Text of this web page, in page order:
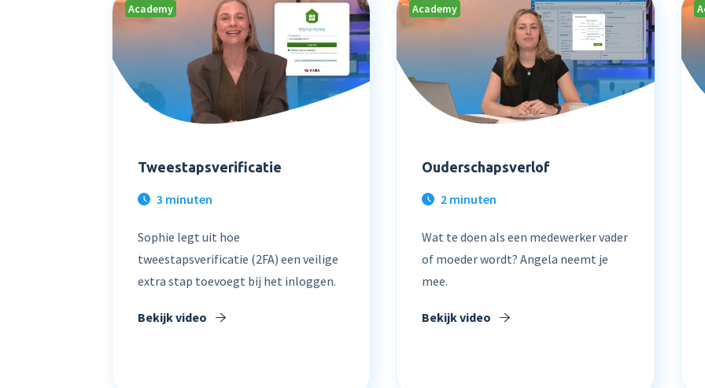
Academy
Tweestapsverificatie
3 minuten
Sophie legt uit hoe
tweestapsverificatie (2FA) een veilige
extra stap toevoegt bij het inloggen.
Bekijk video
Academy
Ouderschapsverlof
2 minuten
Wat te doen als een medewerker vader
of moeder wordt? Angela neemt je
mee.
Bekijk video